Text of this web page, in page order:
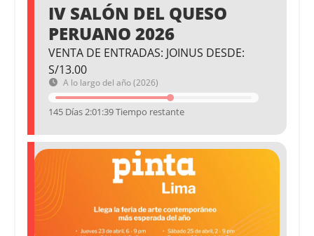
IV SALÓN DEL QUESO
PERUANO 2026
VENTA DE ENTRADAS: JOINUS DESDE:
S/13.00
A lo largo del año (2026)
145 Días 2:01:38 Tiempo restante